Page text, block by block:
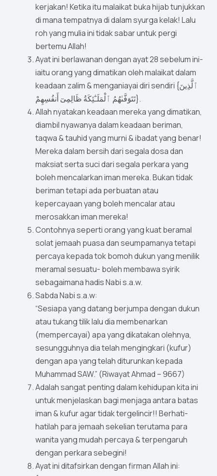
kerjakan! Ketika itu malaikat buka hijab tunjukkan
di mana tempatnya di dalam syurga kelak! Lalu
roh yang mulia ini tidak sabar untuk pergi
bertemu Allah!
Ayat ini berlawanan dengan ayat 28 sebelum ini-
iaitu orang yang dimatikan oleh malaikat dalam
keadaan zalim & menganiayai diri sendiri {ٱلَّذِينَ
تَتَوَفَّىٰهُمُ ٱلْمَلَـٰٓئِكَةُ ظَالِمِىٓ أَنفُسِهِمْ}.
Allah nyatakan keadaan mereka yang dimatikan,
diambil nyawanya dalam keadaan beriman,
taqwa & tauhid yang murni & ibadat yang benar!
Mereka dalam bersih dari segala dosa dan
maksiat serta suci dari segala perkara yang
boleh mencalarkan iman mereka. Bukan tidak
beriman tetapi ada perbuatan atau
kepercayaan yang boleh mencalar atau
merosakkan iman mereka!
Contohnya seperti orang yang kuat beramal
solat jemaah puasa dan seumpamanya tetapi
percaya kepada tok bomoh dukun yang menilik
meramal sesuatu- boleh membawa syirik
sebagaimana hadis Nabi s.a.w.
Sabda Nabi s.a.w:
“Sesiapa yang datang berjumpa dengan dukun
atau tukang tilik lalu dia membenarkan
(mempercayai) apa yang dikatakan olehnya,
sesungguhnya dia telah mengingkari (kufur)
dengan apa yang telah diturunkan kepada
Muhammad SAW.” (Riwayat Ahmad – 9667)
Adalah sangat penting dalam kehidupan kita ini
untuk menjelaskan bagi menjaga antara batas
iman & kufur agar tidak tergelincir!! Berhati-
hatilah para jemaah sekelian terutama para
wanita yang mudah percaya & terpengaruh
dengan perkara sebegini!
Ayat ini ditafsirkan dengan firman Allah ini: